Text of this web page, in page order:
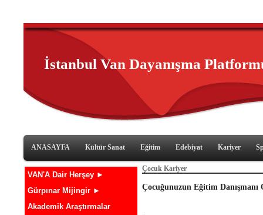
İstanbul Van Dayanışma
ANASAYFA Kültür Sanat Eğitim Edebiyat Kariyer
VAN'A Dair Herşey ►
Gürpınar Mijingir ►
Akademik Araştırmalar
Çocuk Kariyer
Çocuğunuzun Eğitim Danışmanı